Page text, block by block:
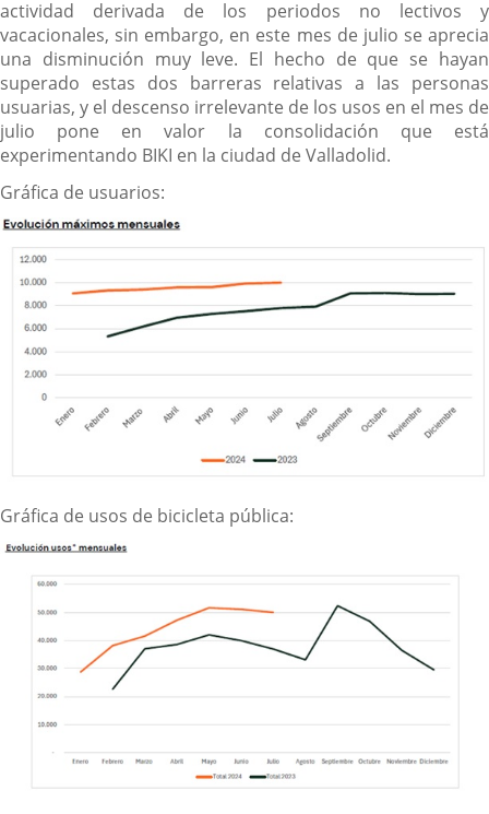
actividad derivada de los periodos no lectivos y
vacacionales, sin embargo, en este mes de julio se aprecia
una disminución muy leve. El hecho de que se hayan
superado estas dos barreras relativas a las personas
usuarias, y el descenso irrelevante de los usos en el mes de
julio pone en valor la consolidación que está
experimentando BIKI en la ciudad de Valladolid.
Gráfica de usuarios:
Gráfica de usos de bicicleta pública: